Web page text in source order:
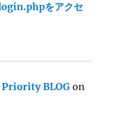
をアクセ
Priority BLOGon